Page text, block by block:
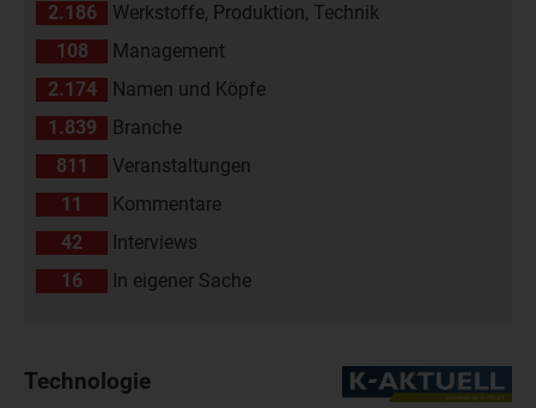
2.186
Werkstoffe, Produktion, Technik
108
Management
2.174
Namen und Köpfe
1.839
Branche
811
Veranstaltungen
11
Kommentare
42
Interviews
16
In eigener Sache
Technologie